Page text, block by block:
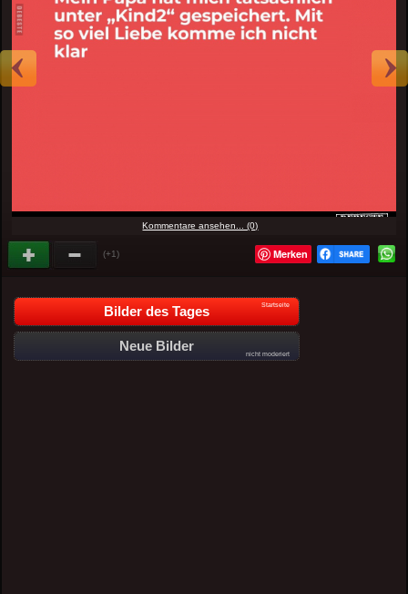
Kommentare ansehen... (0)
(+1) Merken
Bilder des Tages Startseite
Neue Bilder
nicht moderiert